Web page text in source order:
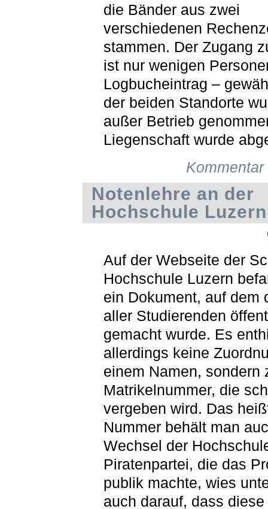
die Bänder aus zwei
verschiedenen
stammen. Der Zugang
ist nur wenigen
Logbucheintrag –
der beiden Standorte
außer Betrieb
Liegenschaft wurde
Notenlehre an der
Hochschule Luzern
Auf der Webseite der
Hochschule Luzern
ein Dokument, auf dem
aller Studierenden
gemacht wurde. Es
allerdings keine
einem Namen, sondern
Matrikelnummer, die
vergeben wird. Das
Nummer behält man
Wechsel der
Piratenpartei, die das
publik machte, wies
auch darauf, dass